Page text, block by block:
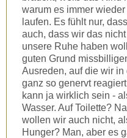
warum es immer
laufen. Es fühlt nur,
auch, dass wir das
unsere Ruhe haben
guten Grund
Ausreden, auf die wir
ganz so genervt
kann ja wirklich sein -
Wasser. Auf Toilette?
wollen wir auch nicht,
Hunger? Man, aber es